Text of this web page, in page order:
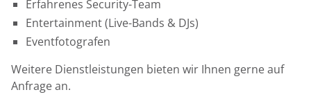
Erfahrenes Security-Team
Entertainment (Live-Bands & DJs)
Eventfotografen
Weitere Dienstleistungen bieten wir Ihnen gerne auf
Anfrage an.